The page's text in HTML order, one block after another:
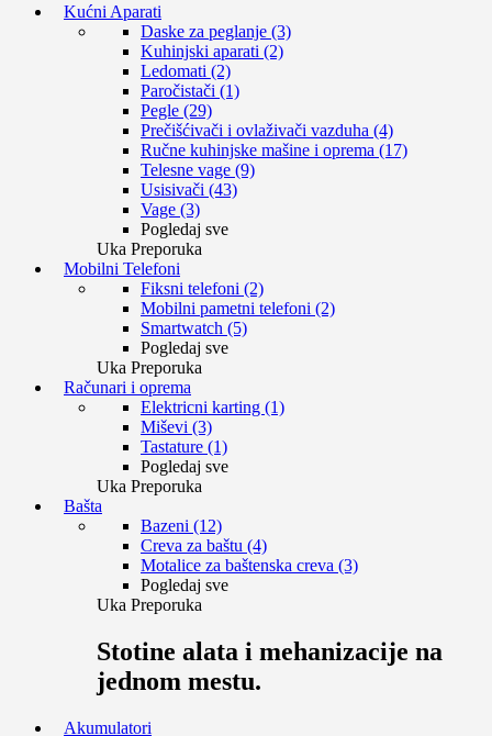
Kućni Aparati
Daske za peglanje (3)
Kuhinjski aparati (2)
Ledomati (2)
Paročistači (1)
Pegle (29)
Prečišćivači i ovlaživači vazduha (4)
Ručne kuhinjske mašine i oprema (17)
Telesne vage (9)
Usisivači (43)
Vage (3)
Pogledaj sve
Uka Preporuka
Mobilni Telefoni
Fiksni telefoni (2)
Mobilni pametni telefoni (2)
Smartwatch (5)
Pogledaj sve
Uka Preporuka
Računari i oprema
Elektricni karting (1)
Miševi (3)
Tastature (1)
Pogledaj sve
Uka Preporuka
Bašta
Bazeni (12)
Creva za baštu (4)
Motalice za baštenska creva (3)
Pogledaj sve
Uka Preporuka
Stotine alata i mehanizacije na
jednom mestu.
Akumulatori